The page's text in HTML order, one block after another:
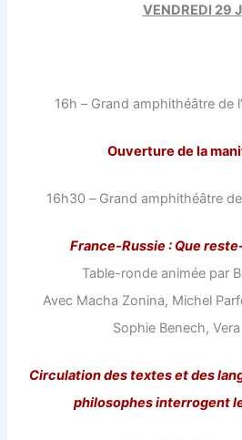
VENDREDI 29
16h –Grand amphithéâtre de
Ouverture de la
16h30– Grand amphithéâtre
France-Russie : Que
Table-ronde animée par
Avec Macha Zonina, Michel
Sophie Benech,
Circulation des textes et des
philosophes interrogent